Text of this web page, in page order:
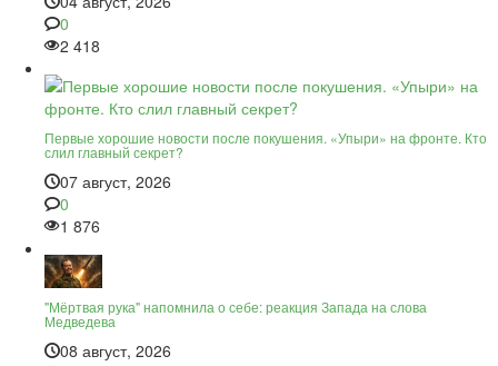
0
2 418
Первые хорошие новости после покушения. «Упыри» на фронте. Кто
слил главный секрет?
07 август, 2026
0
1 876
"Мёртвая рука" напомнила о себе: реакция Запада на слова
Медведева
08 август, 2026